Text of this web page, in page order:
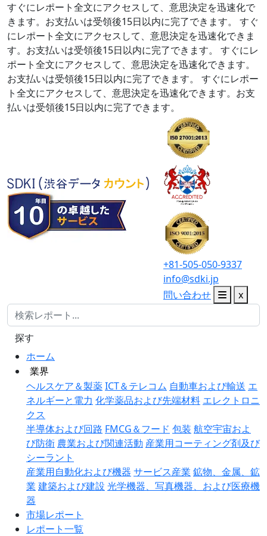
すぐにレポート全文にアクセスして、意思決定を迅速化で
きます。お支払いは受領後15日以内に完了できます。
すぐ
にレポート全文にアクセスして、意思決定を迅速化できま
す。お支払いは受領後15日以内に完了できます。
すぐにレ
ポート全文にアクセスして、意思決定を迅速化できます。
お支払いは受領後15日以内に完了できます。
すぐにレポー
ト全文にアクセスして、意思決定を迅速化できます。お支
払いは受領後15日以内に完了できます。
+81-505-050-9337
info@sdki.jp
問い合わせ
x
ホーム
業界
ヘルスケア＆製薬ICT＆テレコム 自動車および輸送 エ
ネルギーと電力 化学薬品および先端材料 エレクトロニ
クス
半導体および回路 FMCG＆フード 包装 航空宇宙およ
び防衛 農業および関連活動 産業用コーティング剤及び
シーラント
産業用自動化および機器 サービス産業 鉱物、金属、鉱
業 建築および建設 光学機器、写真機器、および医療機
器
市場レポート
レポート一覧
探す